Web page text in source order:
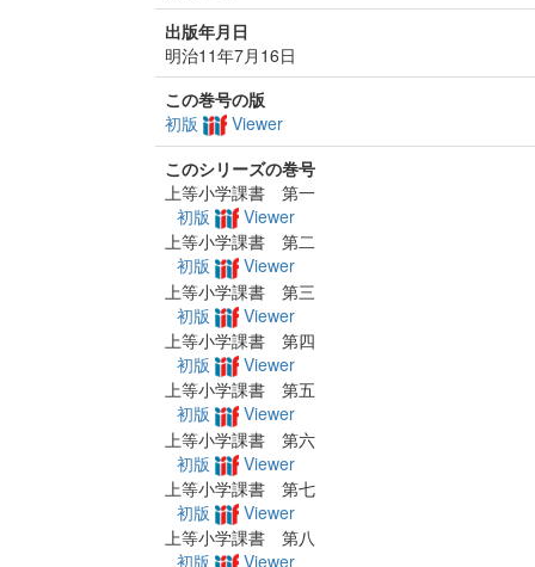
出版年月日
明治11年7月16日
この巻号の版
初版
Viewer
このシリーズの巻号
上等小学課書 第一
初版
Viewer
上等小学課書 第二
初版
Viewer
上等小学課書 第三
初版
Viewer
上等小学課書 第四
初版
Viewer
上等小学課書 第五
初版
Viewer
上等小学課書 第六
初版
Viewer
上等小学課書 第七
初版
Viewer
上等小学課書 第八
初版
Viewer